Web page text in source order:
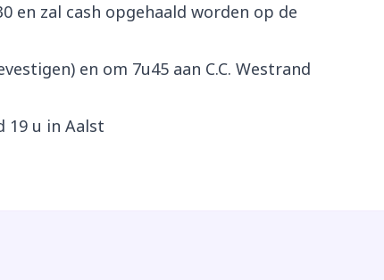
en zal cash opgehaald worden op de
en om 7u45 aan C.C. Westrand
19 u in Aalst